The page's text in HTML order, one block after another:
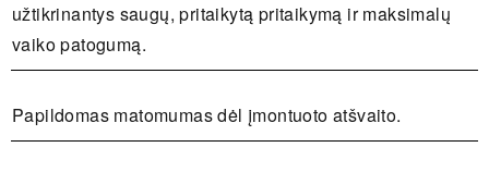
užtikrinantys saugų, pritaikytą pritaikymą ir maksimalų
vaiko patogumą.
Papildomas matomumas dėl įmontuoto atšvaito.